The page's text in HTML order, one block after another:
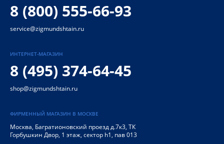
8 (800) 555-66-93
service@zigmundshtain.ru
ИНТЕРНЕТ-МАГАЗИН
8 (495) 374-64-45
shop@zigmundshtain.ru
ФИРМЕННЫЙ МАГАЗИН В МОСКВЕ
Москва, Багратионовский проезд д.7к3, ТК
Горбушкин Двор, 1 этаж, сектор h1, пав 013